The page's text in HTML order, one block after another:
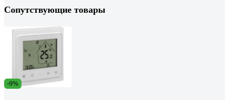
Сопутствующие товары
-9%